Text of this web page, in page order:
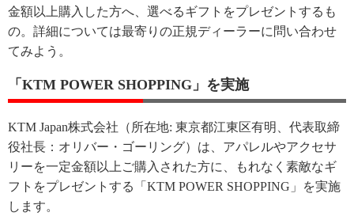
金額以上購入した方へ、選べるギフトをプレゼントするも
の。詳細については最寄りの正規ディーラーに問い合わせ
てみよう。
「KTM POWER SHOPPING」を実施
KTM Japan株式会社（所在地: 東京都江東区有明、代表取締
役社長：オリバー・ゴーリング）は、アパレルやアクセサ
リーを一定金額以上ご購入された方に、もれなく素敵なギ
フトをプレゼントする「KTM POWER SHOPPING」を実施
します。